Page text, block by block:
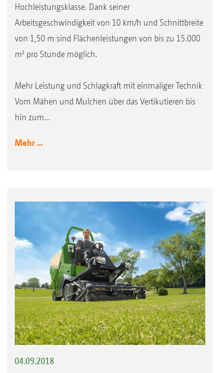
Hochleistungsklasse. Dank seiner
Arbeitsgeschwindigkeit von 10 km/h und Schnittbreite
von 1,50 m sind Flächenleistungen von bis zu 15.000
m² pro Stunde möglich.
Mehr Leistung und Schlagkraft mit einmaliger Technik
Vom Mähen und Mulchen über das Vertikutieren bis
hin zum...
Mehr ...
04.09.2018